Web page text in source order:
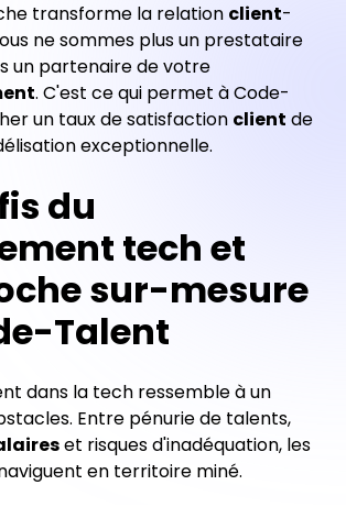
transforme la relation client-
ne sommes plus un prestataire
un partenaire de votre
. C'est ce qui permet à Code-
un taux de satisfaction client de
exceptionnelle.
du
tech et
sur-mesure
Talent
dans la tech ressemble à un
Entre pénurie de talents,
et risques d'inadéquation, les
en territoire miné.